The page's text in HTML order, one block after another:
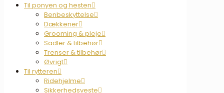
Til ponyen og hesten
Benbeskyttelse
Dækkener
Grooming & pleje
Sadler & tilbehør
Trenser & tilbehør
Øvrigt
Til rytteren
Ridehjelme
Sikkerhedsveste